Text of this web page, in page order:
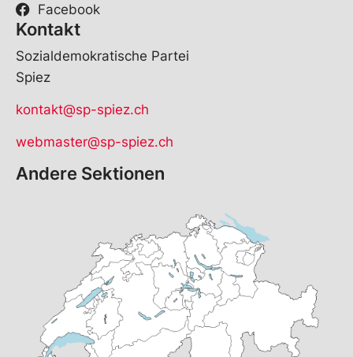
Facebook
Kontakt
Sozialdemokratische Partei
Spiez
kontakt@sp-spiez.ch
webmaster@sp-spiez.ch
Andere Sektionen